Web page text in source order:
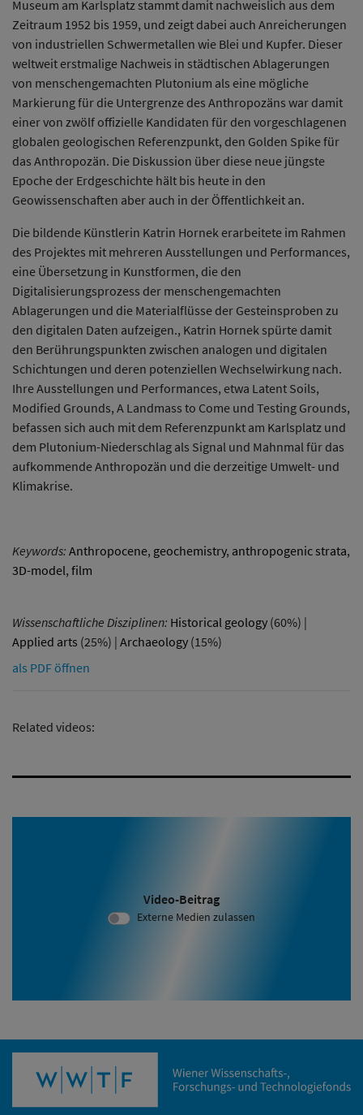
Museum am Karlsplatz stammt damit nachweislich aus dem
Zeitraum 1952 bis 1959, und zeigt dabei auch Anreicherungen
von industriellen Schwermetallen wie Blei und Kupfer. Dieser
weltweit erstmalige Nachweis in städtischen Ablagerungen
von menschengemachten Plutonium als eine mögliche
Markierung für die Untergrenze des Anthropozäns war damit
einer von zwölf offizielle Kandidaten für den vorgeschlagenen
globalen geologischen Referenzpunkt, den Golden Spike für
das Anthropozän. Die Diskussion über diese neue jüngste
Epoche der Erdgeschichte hält bis heute in den
Geowissenschaften aber auch in der Öffentlichkeit an.
Die bildende Künstlerin Katrin Hornek erarbeitete im Rahmen
des Projektes mit mehreren Ausstellungen und Performances,
eine Übersetzung in Kunstformen, die den
Digitalisierungsprozess der menschengemachten
Ablagerungen und die Materialflüsse der Gesteinsproben zu
den digitalen Daten aufzeigen., Katrin Hornek spürte damit
den Berührungspunkten zwischen analogen und digitalen
Schichtungen und deren potenziellen Wechselwirkung nach.
Ihre Ausstellungen und Performances, etwa Latent Soils,
Modified Grounds, A Landmass to Come und Testing Grounds,
befassen sich auch mit dem Referenzpunkt am Karlsplatz und
dem Plutonium-Niederschlag als Signal und Mahnmal für das
aufkommende Anthropozän und die derzeitige Umwelt- und
Klimakrise.
Keywords: Anthropocene, geochemistry, anthropogenic strata,
3D-model, film
Wissenschaftliche Disziplinen: Historical geology (60%) |
Applied arts (25%) | Archaeology (15%)
als PDF öffnen
Related videos:
Video-Beitrag
Video ID 2090:
Externe Medien zulassen